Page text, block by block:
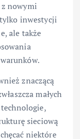
nowymi
inwestycji
ale także
znaczącą
małych
sieciową
niektóre